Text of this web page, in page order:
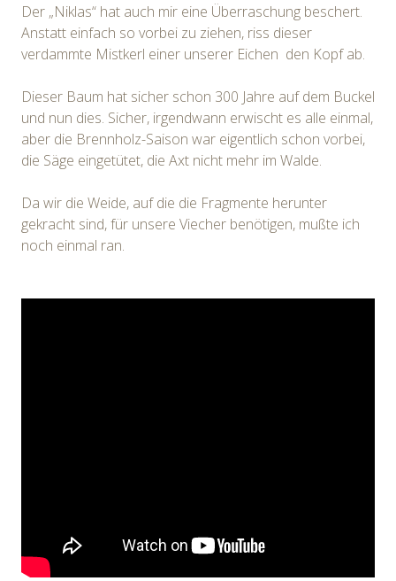
Der „Niklas“ hat auch mir eine Überraschung beschert.
Anstatt einfach so vorbei zu ziehen, riss dieser
verdammte Mistkerl einer unserer Eichen den Kopf ab.
Dieser Baum hat sicher schon 300 Jahre auf dem Buckel
und nun dies. Sicher, irgendwann erwischt es alle einmal,
aber die Brennholz-Saison war eigentlich schon vorbei,
die Säge eingetütet, die Axt nicht mehr im Walde.
Da wir die Weide, auf die die Fragmente herunter
gekracht sind, für unsere Viecher benötigen, mußte ich
noch einmal ran.